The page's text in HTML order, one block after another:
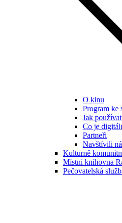
O kinu
Program ke
Jak
Co je
Partneři
Navštívili
Kulturně
Místní knihovna
Pečovatelská